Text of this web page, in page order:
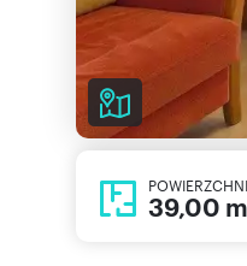
39,00 m